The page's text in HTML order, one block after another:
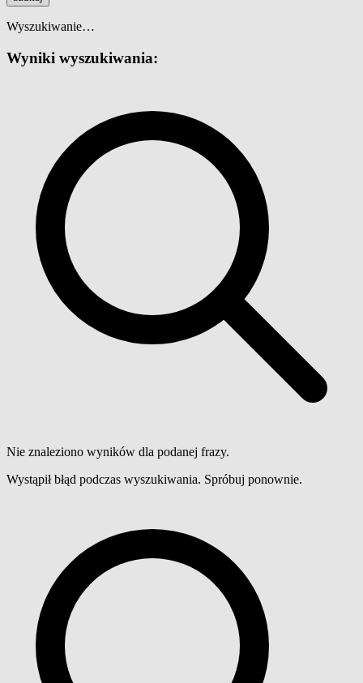
Wyszukiwanie…
Wyniki wyszukiwania:
Nie znaleziono wyników dla podanej frazy.
Wystąpił błąd podczas wyszukiwania. Spróbuj ponownie.